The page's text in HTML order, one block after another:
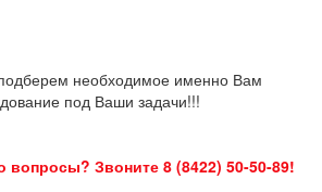
необходимое именно Вам
под Ваши задачи!!!
вопросы? Звоните 8 (8422) 50-50-89!